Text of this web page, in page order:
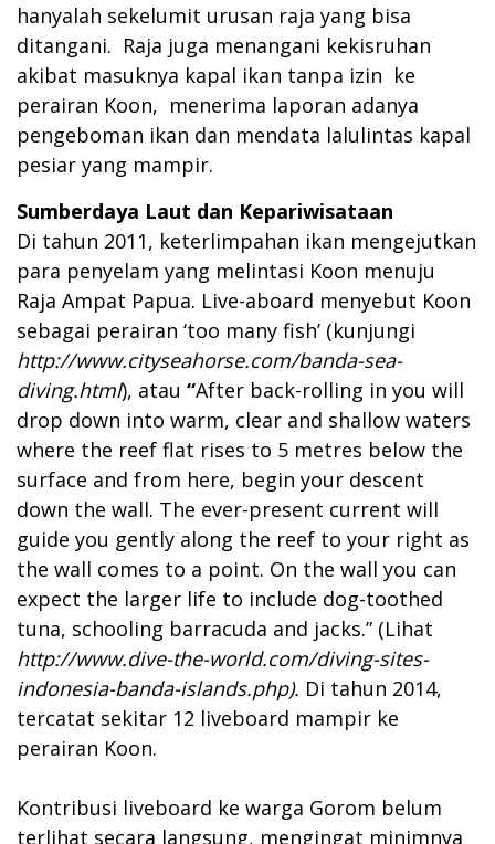
hanyalah sekelumit urusan raja yang bisa
ditangani. Raja juga menangani kekisruhan
akibat masuknya kapal ikan tanpa izin ke
perairan Koon, menerima laporan adanya
pengeboman ikan dan mendata lalulintas kapal
pesiar yang mampir.
Sumberdaya Laut dan Kepariwisataan
Di tahun 2011, keterlimpahan ikan mengejutkan
para penyelam yang melintasi Koon menuju
Raja Ampat Papua. Live-aboard menyebut Koon
sebagai perairan ‘too many fish’ (kunjungi
http://www.cityseahorse.com/banda-sea-
diving.html), atau “After back-rolling in you will
drop down into warm, clear and shallow waters
where the reef flat rises to 5 metres below the
surface and from here, begin your descent
down the wall. The ever-present current will
guide you gently along the reef to your right as
the wall comes to a point. On the wall you can
expect the larger life to include dog-toothed
tuna, schooling barracuda and jacks.” (Lihat
http://www.dive-the-world.com/diving-sites-
indonesia-banda-islands.php). Di tahun 2014,
tercatat sekitar 12 liveboard mampir ke
perairan Koon.
Kontribusi liveboard ke warga Gorom belum
terlihat secara langsung, mengingat minimnya